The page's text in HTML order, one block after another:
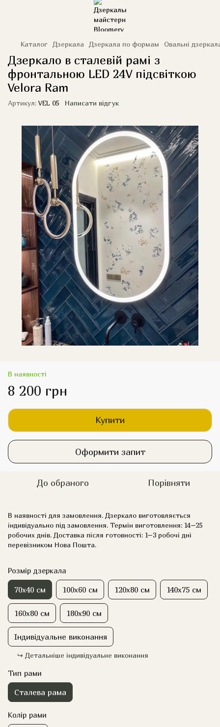
Каталог Дзеркала Дзеркала по формам Овальні
Дзеркало в сталевій рамі з
фронтальною LED 24V підсвіткою
Velora Ram
Артикул: VEL 05 Написати відгук
В наявності
8 200 грн
Купити
Оформити запит
До обраного Порівняти
В наявності для замовлення. Дзеркало виготовляється
індивідуально під замовлення. Термін виготовлення: 14–25
робочих днів. Доставка після готовності: 1–3 робочі дні
перевізником Нова Пошта.
Розмір дзеркала
70x40 см 100x60 см 120x80 см 140x75 см
160x80 см 180x90 см
Індивідуальне виконання
↪️ Детальніше індивідуальне виконання
Тип рами
Сталева рама
Колір рами